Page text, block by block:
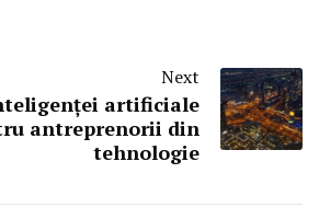
Next
artificiale
antreprenorii din
tehnologie